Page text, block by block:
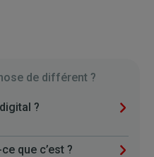
de différent ?
?
que c’est ?